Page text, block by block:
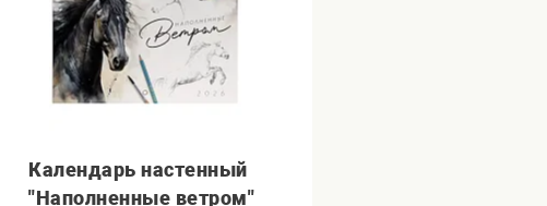
Календарь настенный
"Наполненные ветром"